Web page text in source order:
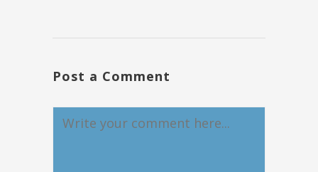
Post a Comment